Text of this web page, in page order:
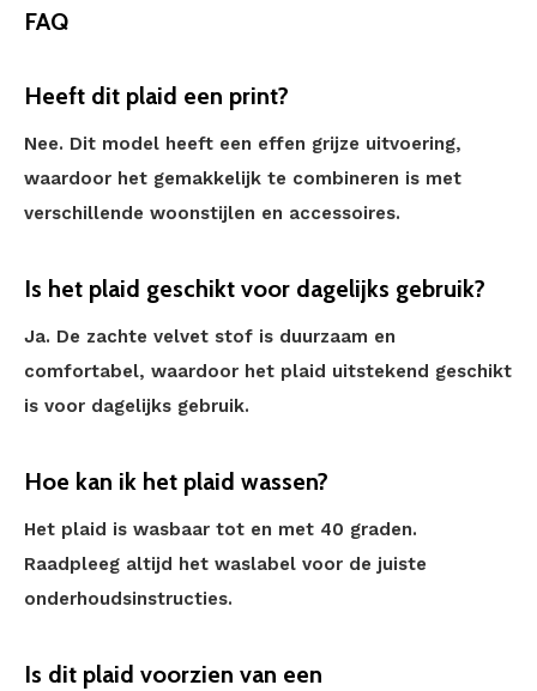
FAQ
Heeft dit plaid een print?
Nee. Dit model heeft een effen grijze uitvoering,
waardoor het gemakkelijk te combineren is met
verschillende woonstijlen en accessoires.
Is het plaid geschikt voor dagelijks gebruik?
Ja. De zachte velvet stof is duurzaam en
comfortabel, waardoor het plaid uitstekend geschikt
is voor dagelijks gebruik.
Hoe kan ik het plaid wassen?
Het plaid is wasbaar tot en met 40 graden.
Raadpleeg altijd het waslabel voor de juiste
onderhoudsinstructies.
Is dit plaid voorzien van een